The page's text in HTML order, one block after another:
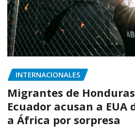
INTERNACIONALES
Migrantes de
Ecuador acusan a EUA
a África por sorpresa